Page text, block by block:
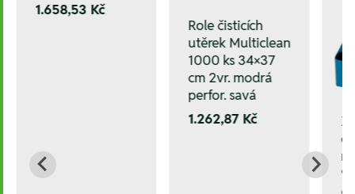
1.658,53 Kč
Role čisticích
utěrek Multiclean
1000 ks 34×37
cm 2vr. modrá
perfor. savá
1.262,87 Kč